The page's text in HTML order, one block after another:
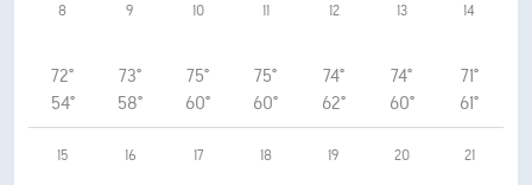
8
72°
54°
9
73°
58°
10
75°
60°
11
75°
60°
12
74°
62°
13
74°
60°
14
71°
61°
15 16 17 18 19 20 21